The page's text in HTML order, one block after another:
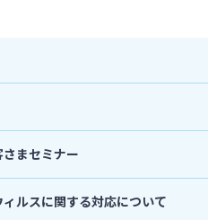
まセミナー
ルスに関する対応について